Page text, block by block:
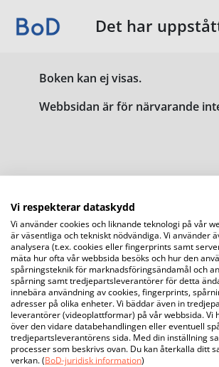
Det har
Boken kan ej visas.
Webbsidan är för närvarande
Vi respekterar dataskydd
Vi använder cookies och liknande teknologi på vår
är väsentliga och tekniskt nödvändiga. Vi använder
analysera (t.ex. cookies eller fingerprints samt
mäta hur ofta vår webbsida besöks och hur den
spårningsteknik för marknadsföringsändamål och
spårning samt tredjepartsleverantörer för detta
innebära användning av cookies, fingerprints,
adresser på olika enheter. Vi bäddar även in
leverantörer (videoplattformar) på vår webbsida. Vi
över den vidare databehandlingen eller eventuell
tredjepartsleverantörens sida. Med din inställning
processer som beskrivs ovan. Du kan återkalla ditt
verkan. (BoD-juridisk information)